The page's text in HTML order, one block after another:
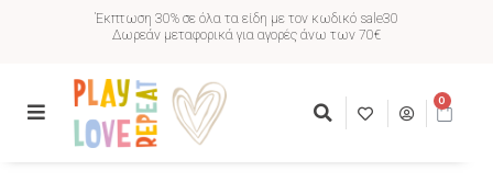
Έκπτωση 30% σε όλα τα είδη με τον κωδικό sale30
Δωρεάν μεταφορικά για αγορές άνω των 70€
0